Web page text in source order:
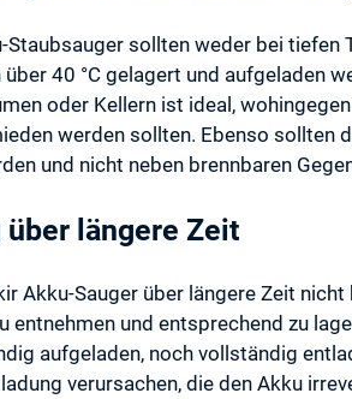
Staubsauger sollten weder bei tiefen
40 °C gelagert und aufgeladen
oder Kellern ist ideal,
werden sollten. Ebenso sollten
und nicht neben brennbaren
über längere Zeit
Akku-Sauger über längere Zeit
entnehmen und entsprechend zu
aufgeladen, noch vollständig
verursachen, die den Akku